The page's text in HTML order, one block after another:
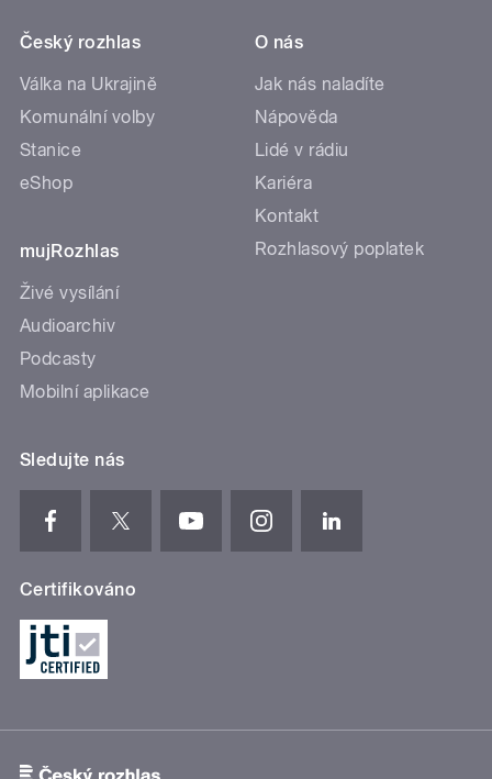
Český rozhlas
Válka na Ukrajině
Komunální volby
Stanice
eShop
mujRozhlas
Živé vysílání
Audioarchiv
Podcasty
Mobilní aplikace
O nás
Jak nás naladíte
Nápověda
Lidé v rádiu
Kariéra
Kontakt
Rozhlasový poplatek
Sledujte nás
Certifikováno